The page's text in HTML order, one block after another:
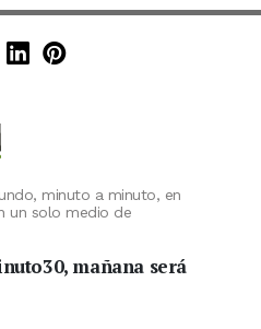
Instagram
en X (Twitter)
en TikTok
de Minuto30 en
Minuto30 en LinkedIn
Minuto30 en
minuto a minuto, en
un solo medio de
mañana será